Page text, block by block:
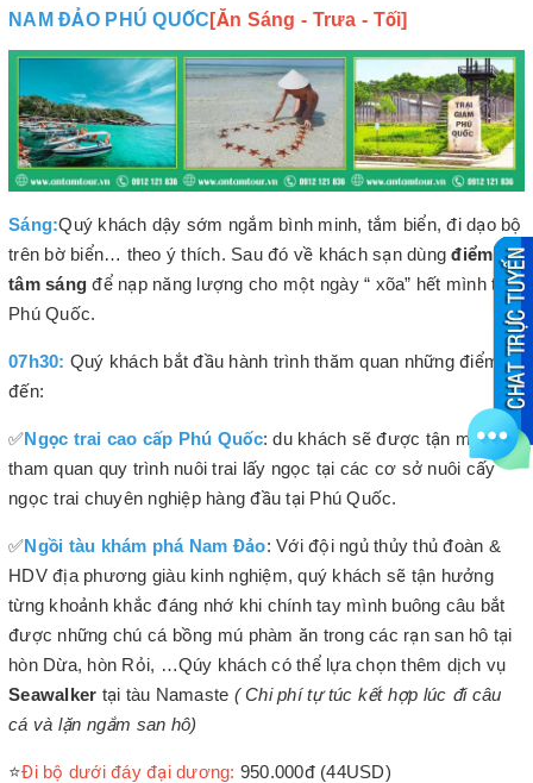
NAM ĐẢO PHÚ QUỐC [Ăn Sáng - Trưa - Tối]
Sáng:Quý khách dậy sớm ngắm bình minh, tắm biển, đi dạo bộ
trên bờ biển… theo ý thích. Sau đó về khách sạn dùngđiểm
tâm sáng để nạp năng lượng cho một ngày “ xõa” hết mình tại
Phú Quốc.
07h30: Quý khách bắt đầu hành trình thăm quan những điểm
đến:
✅Ngọc trai cao cấp Phú Quốc: du khách sẽ được tận mắt
tham quan quy trình nuôi trai lấy ngọc tại các cơ sở nuôi cấy
ngọc trai chuyên nghiệp hàng đầu tại Phú Quốc.
✅Ngồi tàu khám phá Nam Đảo: Với đội ngủ thủy thủ đoàn &
HDV địa phương giàu kinh nghiệm, quý khách sẽ tận hưởng
từng khoảnh khắc đáng nhớ khi chính tay mình buông câu bắt
được những chú cá bồng mú phàm ăn trong các rạn san hô tại
hòn Dừa, hòn Rỏi, …Qúy khách có thể lựa chọn thêm dịch vụ
Seawalker tại tàu Namaste ( Chi phí tự túc kết hợp lúc đi câu
cá và lặn ngắm san hô)
⭐Đi bộ dưới đáy đại dương: 950.000đ (44USD)